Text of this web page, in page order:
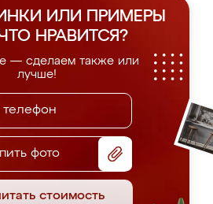
ИЛИ ПРИМЕРЫ
ЧТО НРАВИТСЯ?
— сделаем также или
лучше!
фото
стоимость